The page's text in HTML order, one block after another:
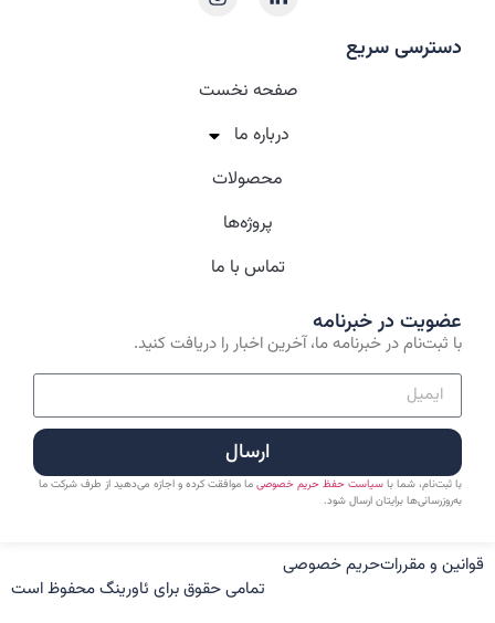
دسترسی سریع
صفحه نخست
درباره‌ ما
محصولات
پروژه‌ها
تماس با ما
عضویت در خبرنامه
با ثبت‌نام در خبرنامه ما، آخرین اخبار را دریافت کنید.
ارسال
با ثبت‌نام، شما با سیاست حفظ حریم خصوصی ما موافقت کرده و اجازه می‌دهید از طرف شرکت ما
به‌روزرسانی‌ها برایتان ارسال شود.
قوانین و مقرراتحریم خصوصی
تمامی حقوق برای ئاورینگ محفوظ است